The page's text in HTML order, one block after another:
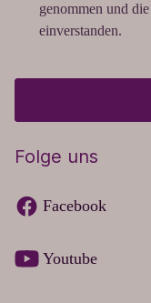
genommen und die
einverstanden.
Folge uns
Facebook
Youtube